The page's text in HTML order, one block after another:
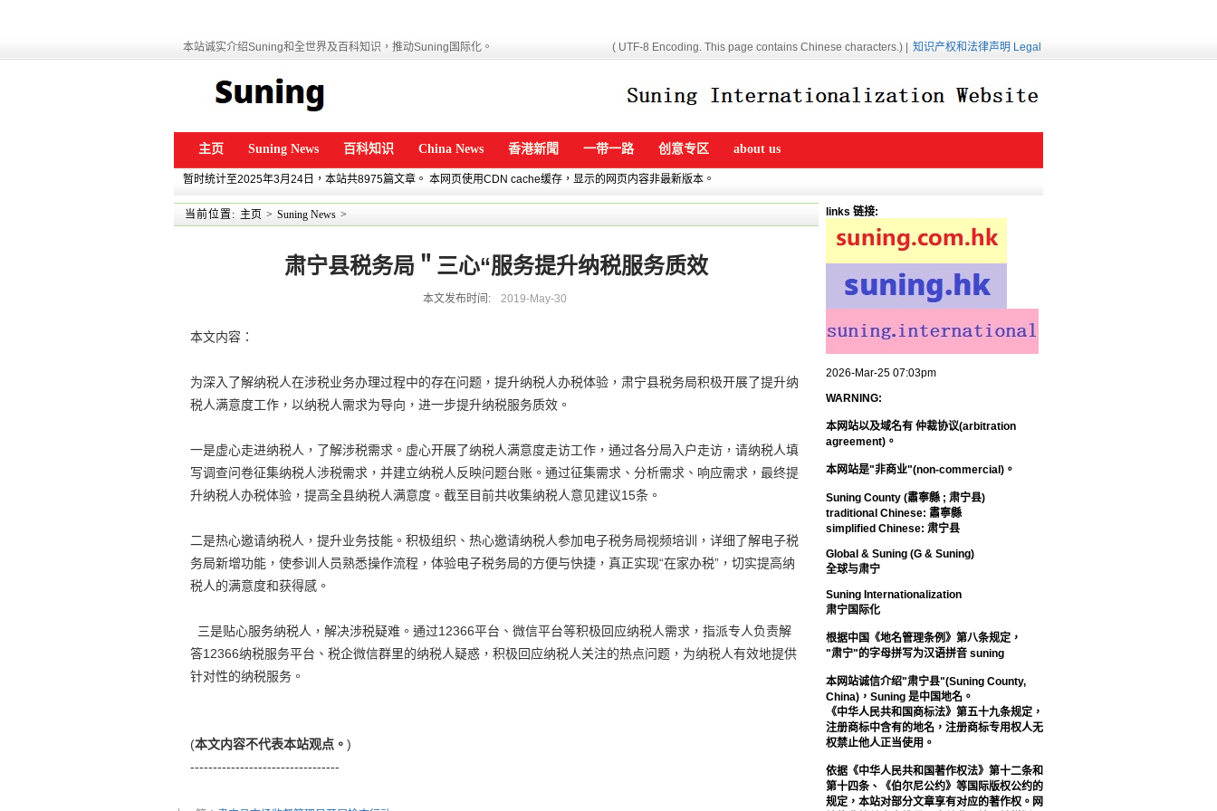
本站诚实介绍Suning和全世界及百科知识，推动Suning国际化。 ( UTF-8 Encoding. This page contains Chinese characters.) | 知识产权和法律声明 Legal
主页 Suning News 百科知识 China News 香港新聞 一带一路 创意专区 about us
暂时统计至2025年3月24日，本站共8975篇文章。 本网页使用CDN cache缓存，显示的网页内容非最新版本。
当前位置: 主页 > Suning News >
肃宁县税务局＂三心“服务提升纳税服务质效
本文发布时间: 2019-May-30
本文内容：
为深入了解纳税人在涉税业务办理过程中的存在问题，提升纳税人办税体验，肃宁县税务局积极开展了提升纳
税人满意度工作，以纳税人需求为导向，进一步提升纳税服务质效。
一是虚心走进纳税人，了解涉税需求。虚心开展了纳税人满意度走访工作，通过各分局入户走访，请纳税人填
写调查问卷征集纳税人涉税需求，并建立纳税人反映问题台账。通过征集需求、分析需求、响应需求，最终提
升纳税人办税体验，提高全县纳税人满意度。截至目前共收集纳税人意见建议15条。
二是热心邀请纳税人，提升业务技能。积极组织、热心邀请纳税人参加电子税务局视频培训，详细了解电子税
务局新增功能，使参训人员熟悉操作流程，体验电子税务局的方便与快捷，真正实现“在家办税”，切实提高纳
税人的满意度和获得感。
三是贴心服务纳税人，解决涉税疑难。通过12366平台、微信平台等积极回应纳税人需求，指派专人负责解
答12366纳税服务平台、税企微信群里的纳税人疑惑，积极回应纳税人关注的热点问题，为纳税人有效地提供
针对性的纳税服务。
(本文内容不代表本站观点。 )
---------------------------------
links 链接:
2026-Mar-25 07:03pm
WARNING:
本网站以及域名有 仲裁协议(arbitration
agreement)。
本网站是"非商业"(non-commercial)。
Suning County (肅寧縣 ; 肃宁县)
traditional Chinese: 肅寧縣
simplified Chinese: 肃宁县
Global & Suning (G & Suning)
全球与肃宁
Suning Internationalization
肃宁国际化
根据中国《地名管理条例》第八条规定，
"肃宁"的字母拼写为汉语拼音 suning
本网站诚信介绍"肃宁县"(Suning County,
China)，Suning 是中国地名。
《中华人民共和国商标法》第五十九条规定，
注册商标中含有的地名，注册商标专用权人无
权禁止他人正当使用。
依据《中华人民共和国著作权法》第十二条和
第十四条、《伯尔尼公约》等国际版权公约的
规定，本站对部分文章享有对应的著作权。网